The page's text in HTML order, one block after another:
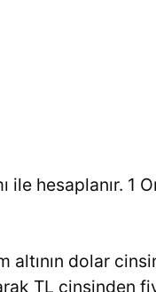
ile hesaplanır. 1
altının dolar
TL cinsinden